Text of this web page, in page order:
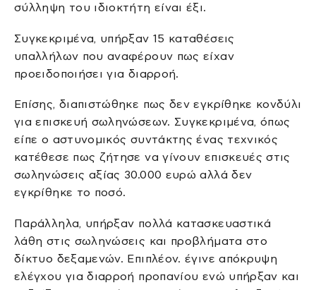
σύλληψη του ιδιοκτήτη είναι έξι.
Συγκεκριμένα, υπήρξαν 15 καταθέσεις
υπαλλήλων που αναφέρουν πως είχαν
προειδοποιήσει για διαρροή.
Επίσης, διαπιστώθηκε πως δεν εγκρίθηκε κονδύλι
για επισκευή σωληνώσεων. Συγκεκριμένα, όπως
είπε ο αστυνομικός συντάκτης ένας τεχνικός
κατέθεσε πως ζήτησε να γίνουν επισκευές στις
σωληνώσεις αξίας 30.000 ευρώ αλλά δεν
εγκρίθηκε το ποσό.
Παράλληλα, υπήρξαν πολλά κατασκευαστικά
λάθη στις σωληνώσεις και προβλήματα στο
δίκτυο δεξαμενών. Επιπλέον. έγινε απόκρυψη
ελέγχου για διαρροή προπανίου ενώ υπήρξαν και